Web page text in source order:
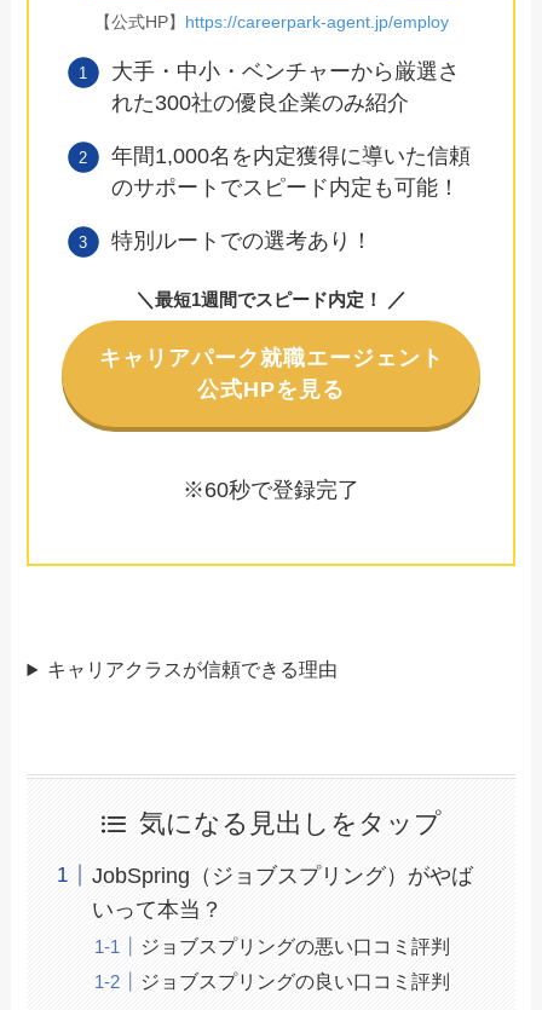
【公式HP】 https://careerpark-agent.jp/employ
大手・中小・ベンチャーから厳選さ
れた300社の優良企業のみ紹介
年間1,000名を内定獲得に導いた信頼
のサポートでスピード内定も可能！
特別ルートでの選考あり！
＼ 最短1週間でスピード内定！ ／
キャリアパーク就職エージェント
公式HPを見る
※60秒で登録完了
キャリアクラスが信頼できる理由
気になる見出しをタップ
JobSpring（ジョブスプリング）がやば
いって本当？
ジョブスプリングの悪い口コミ評判
ジョブスプリングの良い口コミ評判